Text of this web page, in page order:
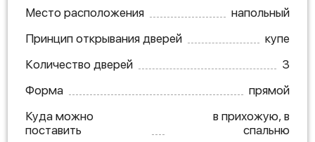
Место расположения
напольный
Принцип открывания дверей
купе
Количество дверей
3
Форма
прямой
Куда можно
поставить
в прихожую, в
спальню